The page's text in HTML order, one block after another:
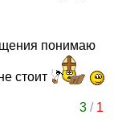
понимаю
стоит
3/ 1